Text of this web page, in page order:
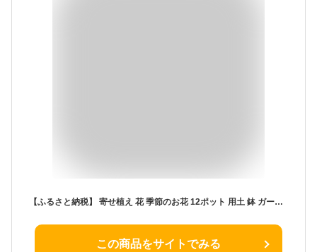
【ふるさと納税】 寄せ植え 花 季節のお花 12ポット 用土 鉢 ガーデニング プレゼント 園芸 花苗 鉢花 鉢植え プランター フラワー フラワーギフト 植物 母の日 父の日 誕生日 玄関 新築祝い ギフト 季節 送料無料 贈り物 農事組合法人ハイフラワー 埼玉県 羽生市
この商品をサイトでみる